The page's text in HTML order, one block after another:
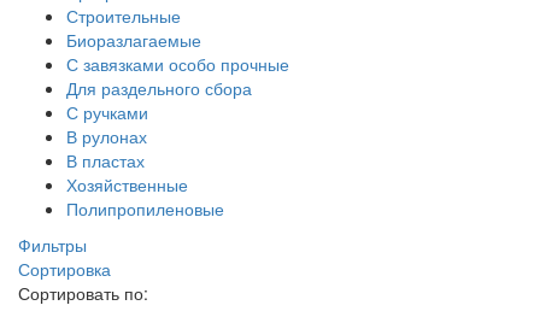
Строительные
Биоразлагаемые
С завязками особо прочные
Для раздельного сбора
С ручками
В рулонах
В пластах
Хозяйственные
Полипропиленовые
Фильтры
Сортировка
Сортировать по: